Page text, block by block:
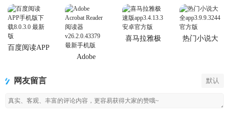
百度阅读APP
Adobe
喜马拉雅极
热门小说大
网友留言 默认